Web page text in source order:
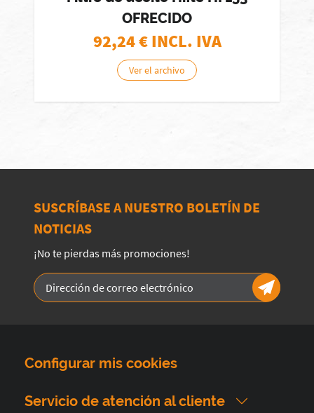
OFRECIDO
92,24€ INCL. IVA
Ver el archivo
SUSCRÍBASE A NUESTRO BOLETÍN DE
NOTICIAS
¡No te pierdas más promociones!
Configurar mis cookies
Servicio de atención al cliente